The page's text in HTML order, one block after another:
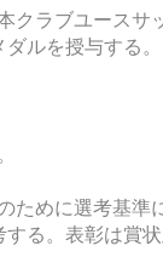
クラブユース
ルを授与する。
ために選考基
る。表彰は賞状